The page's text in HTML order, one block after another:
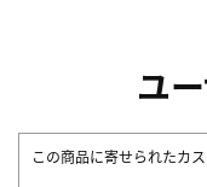
ユ
この商品に寄せられたカ